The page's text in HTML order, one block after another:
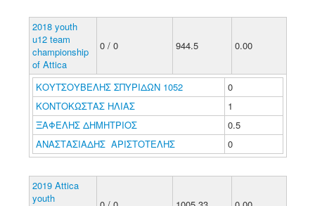
2018 youth
u12 team
championship
of Attica
0 / 0 944.5 0.00
ΚΟΥΤΣΟΥΒΕΛΗΣ ΣΠΥΡΙΔΩΝ 1052
0
ΚΟΝΤΟΚΩΣΤΑΣ ΗΛΙΑΣ
1
ΞΑΦΕΛΗΣ ΔΗΜΗΤΡΙΟΣ
0.5
ΑΝΑΣΤΑΣΙΑΔΗΣ ΑΡΙΣΤΟΤΕΛΗΣ
0
2019 Attica
youth